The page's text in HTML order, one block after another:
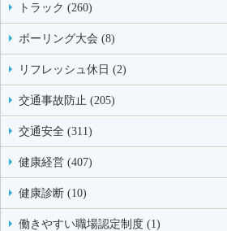
トラック (260)
ボーリング大会 (8)
リフレッシュ休日 (2)
交通事故防止 (205)
交通安全 (311)
健康経営 (407)
健康診断 (10)
働きやすい職場認定制度 (1)